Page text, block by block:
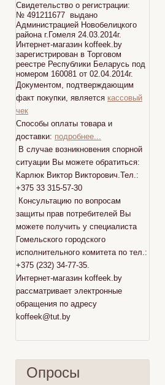
Свидетельство о регистрации:
№ 491211677 выдано
Администрацией Новобелицкого
района г.Гомеля 24.03.2014г.
Интернет-магазин koffeek.by
зарегистрирован в Торговом
реестре Республики Беларусь под
номером 160081 от 02.04.2014г.
Документом, подтверждающим
факт покупки, является кассовый
чек
Способы оплаты товара и
доставки: подробнее...
В случае возникновения спорной
ситуации Вы можете обратиться:
Карлюк Виктор Викторович.Тел.:
+375 33 315-57-30
Консультацию по вопросам
защиты прав потребителей Вы
можете получить у специалиста
Гомельского городского
исполнительного комитета по тел.:
+375 (232) 34-77-35.
Интернет-магазин koffeek.by
рассматривает электронные
обращения по адресу
koffeek@tut.by
Опросы